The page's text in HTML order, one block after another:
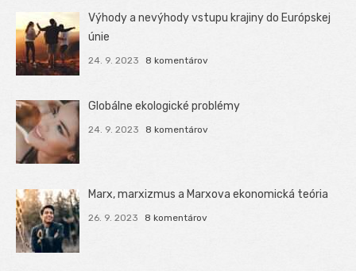
Výhody a nevýhody vstupu krajiny do Európskej
únie
24. 9. 2023 8 komentárov
Globálne ekologické problémy
24. 9. 2023 8 komentárov
Marx, marxizmus a Marxova ekonomická teória
26. 9. 2023 8 komentárov